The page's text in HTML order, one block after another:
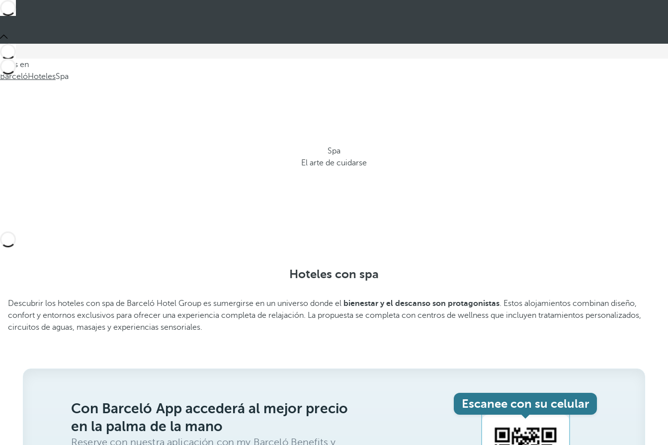
Estás en
BarcelóHotelesSpa
Spa
El arte de cuidarse
Hoteles con spa
Descubrir los hoteles con spa de Barceló Hotel Group es sumergirse en un universo donde el bienestar y el descanso son protagonistas. Estos alojamientos combinan diseño,
confort y entornos exclusivos para ofrecer una experiencia completa de relajación. La propuesta se completa con centros de wellness que incluyen tratamientos personalizados,
circuitos de aguas, masajes y experiencias sensoriales.
Con Barceló App accederá al mejor precio
en la palma de la mano
Reserve con nuestra aplicación con my Barceló Benefits y
Escanee con su celular